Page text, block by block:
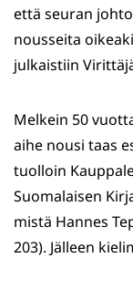
että seuran
nousseita
julkaistiin
Melkein 50
aihe nousi taas
tuolloin
Suomalaisen
mistä Hannes
203). Jälleen